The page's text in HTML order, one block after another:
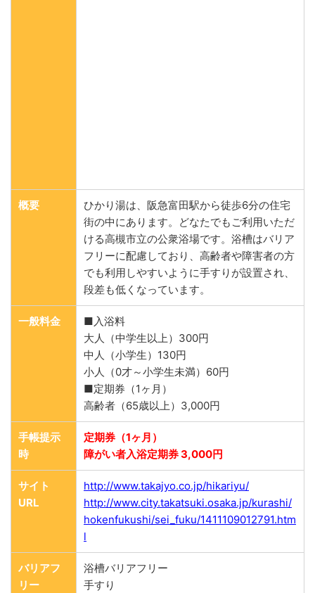
概要
ひかり湯は、阪急富田駅から徒歩6分の住宅
街の中にあります。どなたでもご利用いただ
ける高槻市立の公衆浴場です。浴槽はバリア
フリーに配慮しており、高齢者や障害者の方
でも利用しやすいように手すりが設置され、
段差も低くなっています。
一般料金
■入浴料
大人（中学生以上）300円
中人（小学生）130円
小人（0才～小学生未満）60円
■定期券（1ヶ月）
高齢者（65歳以上）3,000円
手帳提示
時
定期券（1ヶ月）
障がい者入浴定期券 3,000円
サイト
URL
http://www.takajyo.co.jp/hikariyu/
http://www.city.takatsuki.osaka.jp/kurashi/
hokenfukushi/sei_fuku/1411109012791.htm
l
バリアフ
リー
浴槽バリアフリー
手すり